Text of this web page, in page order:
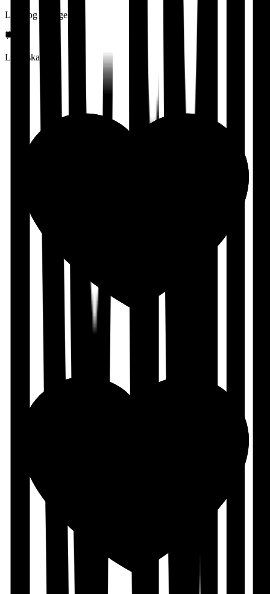
Lønn og betingelser
Lederskap